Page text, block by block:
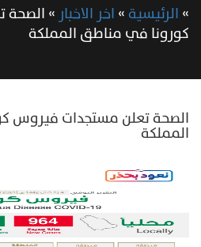
»الرئيسية»اخر الاخبار »الصحة
كورونا في مناطق المملكة
الصحة تعلن مستجدات فيروس
المملكة